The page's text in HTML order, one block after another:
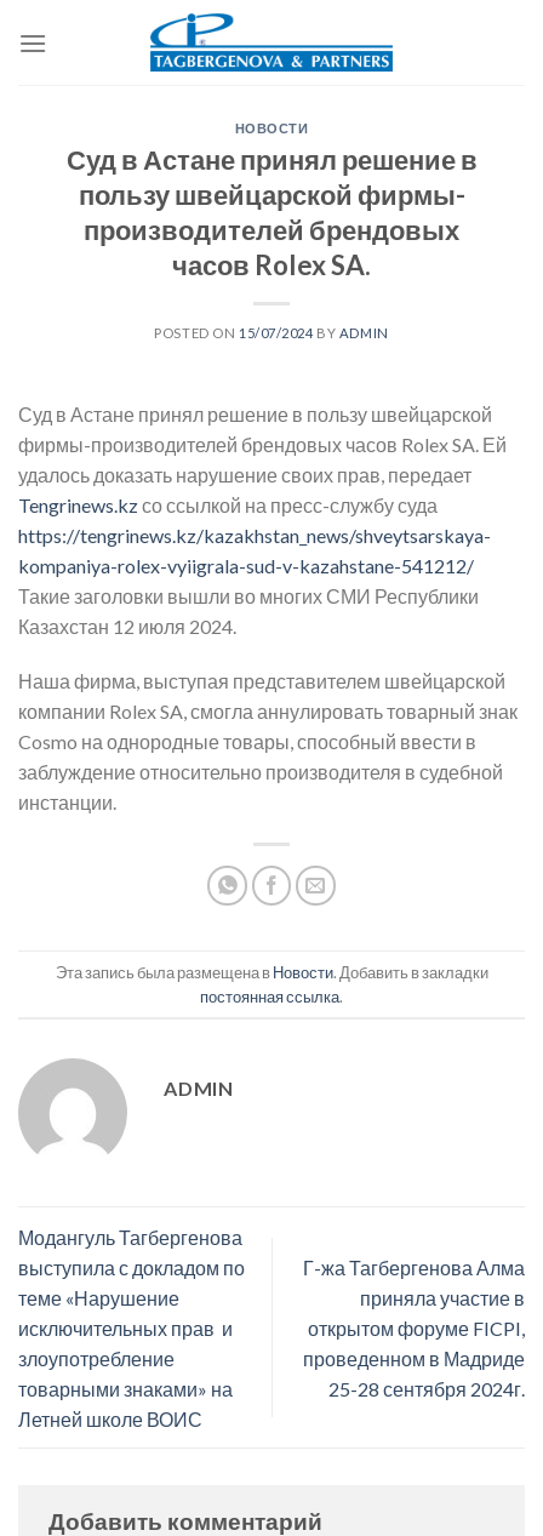
НОВОСТИ
Суд в Астане принял решение в
пользу швейцарской фирмы-
производителей брендовых
часов Rolex SA.
POSTED ON 15/07/2024 BY ADMIN
Суд в Астане принял решение в пользу швейцарской
фирмы-производителей брендовых часов Rolex SA. Ей
удалось доказать нарушение своих прав, передает
Tengrinews.kzсо ссылкой на пресс-службу суда
https://tengrinews.kz/kazakhstan_news/shveytsarskaya-
kompaniya-rolex-vyiigrala-sud-v-kazahstane-541212/
Такие заголовки вышли во многих СМИ Республики
Казахстан 12 июля 2024.
Наша фирма, выступая представителем швейцарской
компании Rolex SA, смогла аннулировать товарный знак
Cosmo на однородные товары, способный ввести в
заблуждение относительно производителя в судебной
инстанции.
Эта запись была размещена вНовости. Добавить в закладки
постоянная ссылка.
ADMIN
Модангуль Тагбергенова
выступила с докладом по
теме «Нарушение
исключительных прав и
злоупотребление
товарными знаками» на
Летней школе ВОИС
Г-жа Тагбергенова Алма
приняла участие в
открытом форуме FICPI,
проведенном в Мадриде
25-28 сентября 2024г.
Добавить комментарий